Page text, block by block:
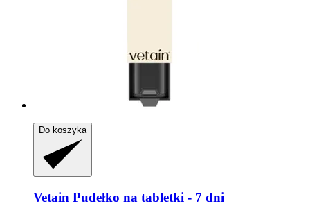
Do koszyka
Vetain Pudełko na tabletki -​ 7 dni